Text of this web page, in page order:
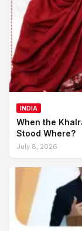
INDIA
When the
Stood Where?
July 8, 2026